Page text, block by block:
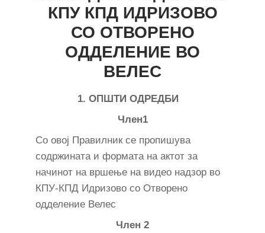
КПУ КПД ИДРИЗОВО
СО ОТВОРЕНО
ОДДЕЛЕНИЕ ВО
ВЕЛЕС
1. ОПШТИ ОДРЕДБИ
Член1
Со овој Правилник се пропишува
содржината и формата на актот за
начинот на вршење на видео надзор во
КПУ-КПД Идризово со Отворено
одделение Велес
Член 2